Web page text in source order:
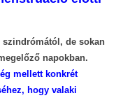
szindrómától, de sokan
napokban.
mellett konkrét
hogy valaki